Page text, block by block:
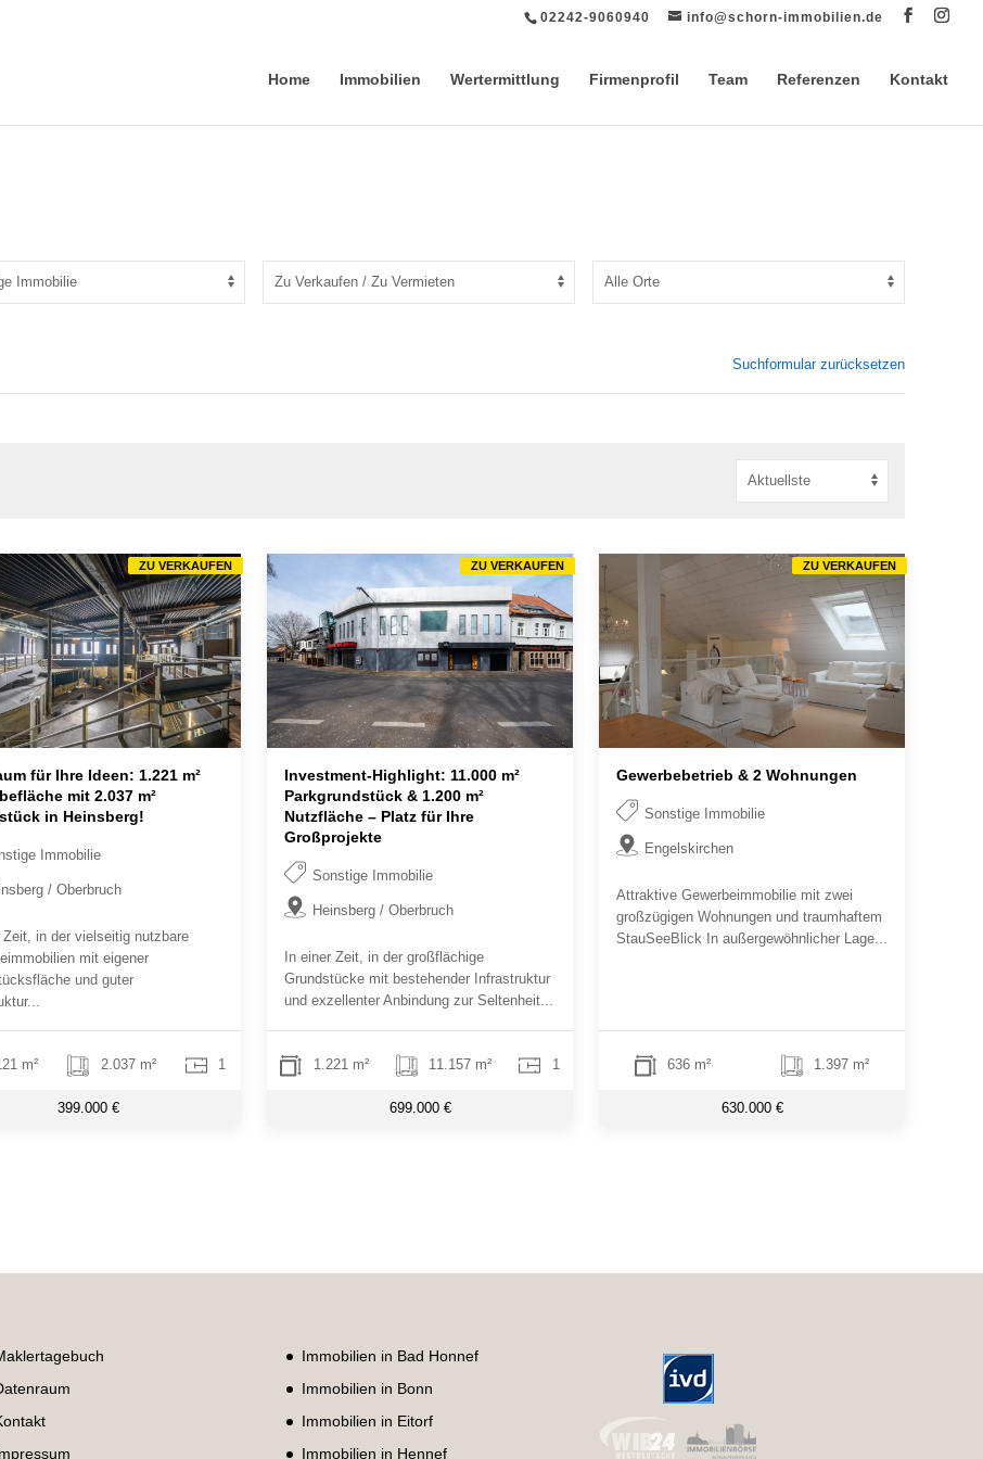
02242-9060940 info@schorn-immobilien.de
Home Immobilien Wertermittlung Firmenprofil Team Referenzen Kontakt
Suchformular zurücksetzen
für Ihre Ideen: 1.221 m²
mit 2.037 m²
in Heinsberg!
Immobilie
/ Oberbruch
Zeit, in der vielseitig nutzbare
mit eigener
und guter
m² 2.037 m² 1
399.000 €
ZU VERKAUFEN
Investment-Highlight: 11.000 m²
Parkgrundstück & 1.200 m²
Nutzfläche – Platz für Ihre
Großprojekte
Sonstige Immobilie
Heinsberg / Oberbruch
In einer Zeit, in der großflächige
Grundstücke mit bestehender Infrastruktur
und exzellenter Anbindung zur Seltenheit...
1.221 m² 11.157 m² 1
699.000 €
ZU VERKAUFEN
Gewerbebetrieb & 2 Wohnungen
Sonstige Immobilie
Engelskirchen
Attraktive Gewerbeimmobilie mit zwei
großzügigen Wohnungen und traumhaftem
StauSeeBlick In außergewöhnlicher Lage...
636 m² 1.397 m²
630.000 €
ZU VERKAUFEN
Immobilien in Bad Honnef
Immobilien in Bonn
Immobilien in Eitorf
Immobilien in Hennef